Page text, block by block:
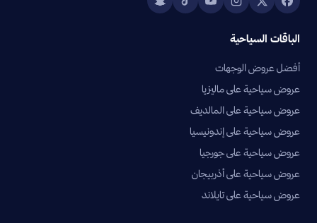
الباقات السياحية
أفضل عروض الوجهات
عروض سياحية على ماليزيا
عروض سياحية على المالديف
عروض سياحية على إندونيسيا
عروض سياحية على جورجيا
عروض سياحية على أذربيجان
عروض سياحية على تايلاند